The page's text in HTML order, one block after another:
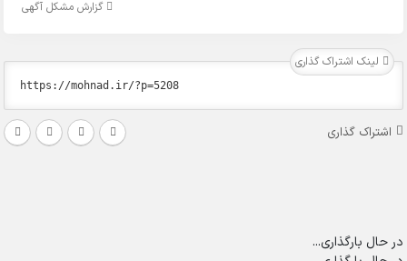
گزارش مشکل آگهی
لینک اشتراک گذاری
اشتراک گذاری
در حال بارگذاری...